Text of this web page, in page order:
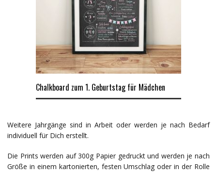
Chalkboard zum 1. Geburtstag für Mädchen
Weitere Jahrgänge sind in Arbeit oder werden je nach Bedarf
individuell für Dich erstellt.
Die Prints werden auf 300g Papier gedruckt und werden je nach
Größe in einem kartonierten, festen Umschlag oder in der Rolle